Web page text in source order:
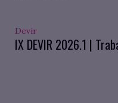
Devir
IX DEVIR 2026.1 |